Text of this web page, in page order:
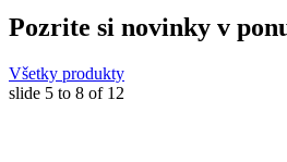
Pozrite si novinky v
Všetky produkty
slide 5 to 8 of 12